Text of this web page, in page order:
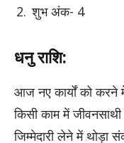
शुभ अंक- 4
धनु राशि:
आज नए कार्यों को करने
किसी काम में
जिम्मेदारी लेने में